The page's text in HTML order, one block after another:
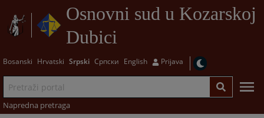
Osnovni sud u Kozarskoj
Dubici
Bosanski Hrvatski Srpski Српски English Prijava
Napredna pretraga